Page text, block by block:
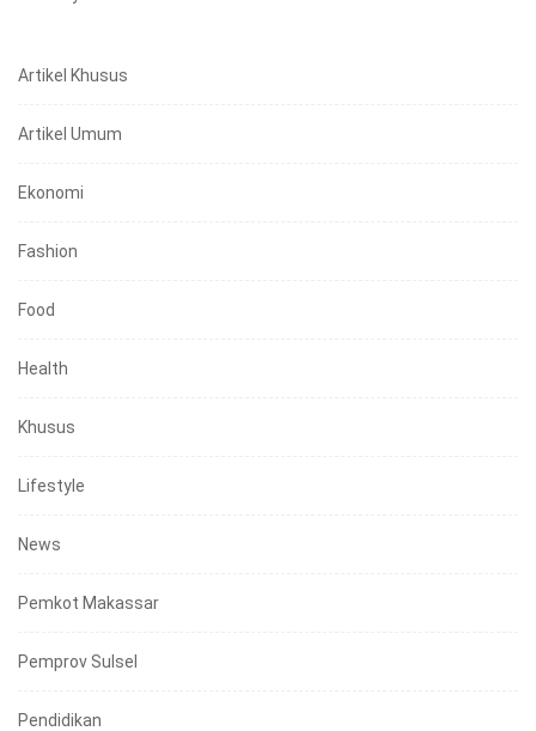
Artikel Khusus
Artikel Umum
Ekonomi
Fashion
Food
Health
Khusus
Lifestyle
News
Pemkot Makassar
Pemprov Sulsel
Pendidikan